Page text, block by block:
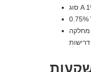
מחלקה C למשקיעים מוסדיים: השקעה מינימלית של 10 מיליון דולר ועלות הניהול 0.30%. על מנת להשקיע בשיעורים